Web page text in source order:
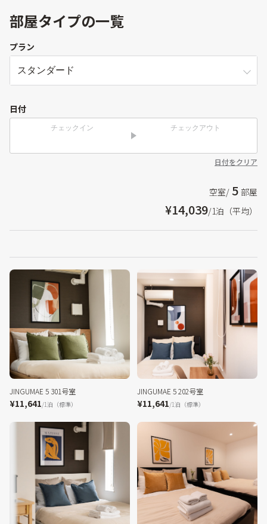
部屋タイプの一覧
プラン
日付
チェックイン チェックアウト
日付をクリア
空室/ 5 部屋
¥14,039/1泊（平均）
JINGUMAE 5 301号室
¥11,641/1泊（標準）
JINGUMAE 5 202号室
¥11,641/1泊（標準）